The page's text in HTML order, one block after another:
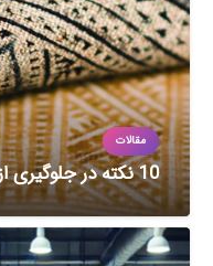
مقالات
10 نکته در جلوگیری از آسیب به رنگ و الیاف فرش